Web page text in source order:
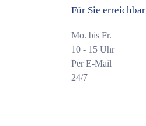
Für Sie erreichbar
Mo. bis Fr.
10 - 15 Uhr
Per E-Mail
24/7